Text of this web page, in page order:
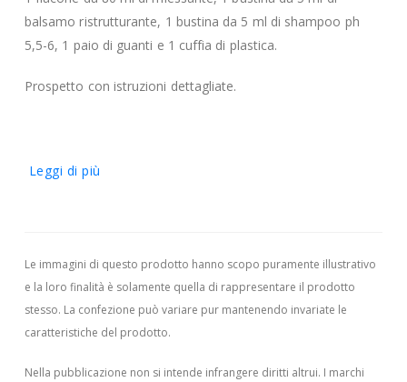
balsamo ristrutturante, 1 bustina da 5 ml di shampoo ph
5,5-6, 1 paio di guanti e 1 cuffia di plastica.
Prospetto con istruzioni dettagliate.
Leggi di più
Le immagini di questo prodotto hanno scopo puramente illustrativo
e la loro finalità è solamente quella di rappresentare il prodotto
stesso. La confezione può variare pur mantenendo invariate le
caratteristiche del prodotto.
Nella pubblicazione non si intende infrangere diritti altrui. I marchi